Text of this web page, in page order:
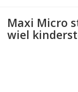
Maxi Micro
wiel